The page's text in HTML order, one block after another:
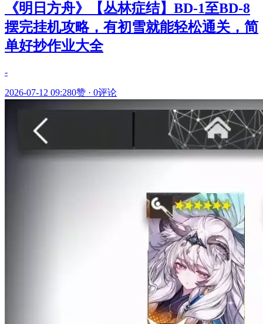
《明日方舟》【丛林症结】BD-1至BD-8
摆完挂机攻略，有初雪就能轻松通关，简
单好抄作业大全
-
2026-07-12 09:280赞 · 0评论